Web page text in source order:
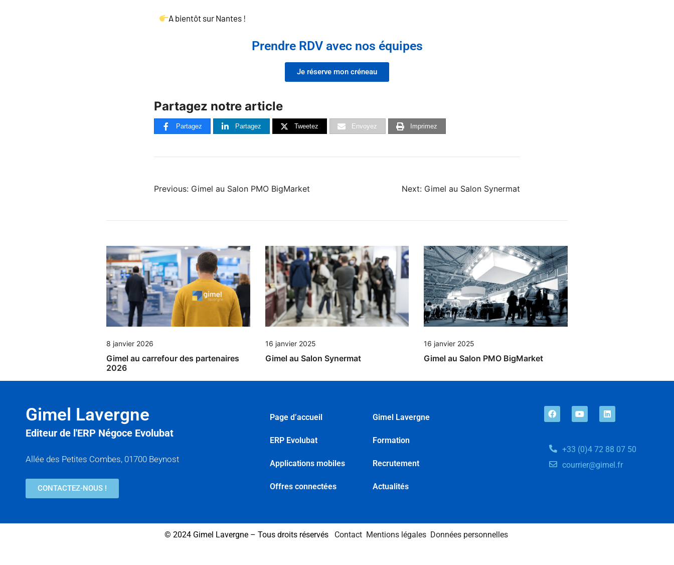
A bientôt sur Nantes !
Prendre RDV avec nos équipes
Je réserve mon créneau
Partagez notre article
Partagez Partagez Tweetez Envoyez Imprimez
Previous: Gimel au Salon PMO BigMarket Next: Gimel au Salon Synermat
8 janvier 2026
Gimel au carrefour des partenaires
2026
16 janvier 2025
Gimel au Salon Synermat
16 janvier 2025
Gimel au Salon PMO BigMarket
Gimel Lavergne
Editeur de l'ERP Négoce Evolubat
Allée des Petites Combes, 01700 Beynost
CONTACTEZ-NOUS !
Page d’accueil
ERP Evolubat
Applications mobiles
Offres connectées
Gimel Lavergne
Formation
Recrutement
Actualités
+33 (0)4 72 88 07 50
courrier@gimel.fr
© 2024 Gimel Lavergne – Tous droits réservés Contact Mentions légales Données personnelles